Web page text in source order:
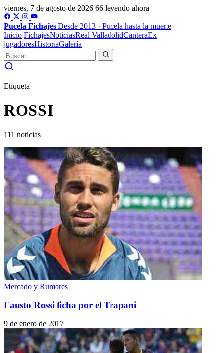
viernes, 7 de agosto de 2026 66 leyendo ahora
Pucela Fichajes Desde 2013 · Pucela hasta la muerte
Inicio FichajesNoticiasReal ValladolidCanteraEx
jugadoresHistoriaGalería
Etiqueta
ROSSI
111 noticias
Mercado y Rumores
Fausto Rossi ficha por el Trapani
9 de enero de 2017